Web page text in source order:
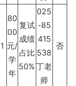
1
80
00
元/
学
年
复试
成绩
占比
50%
025
-85
415
538
丁老
师
否